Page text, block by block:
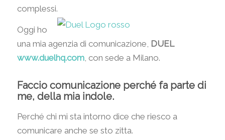
complessi.
Oggi ho
una mia agenzia di comunicazione, DUEL
www.duelhq.com, con sede a Milano.
Faccio comunicazione perché fa parte di
me, della mia indole.
Perché chi mi sta intorno dice che riesco a
comunicare anche se sto zitta.